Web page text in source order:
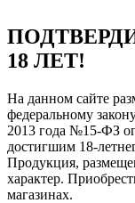
18 ЛЕТ!
На данном сайте
федеральному
2013 года №15-ФЗ
достигшим 18-
Продукция,
характер.
магазинах.